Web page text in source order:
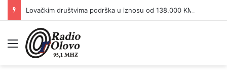
Lovačkim društvima podrška u iznosu od 138.000 KM
Meni